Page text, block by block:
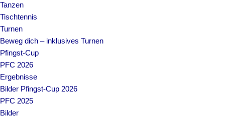
Tanzen
Tischtennis
Turnen
Beweg dich – inklusives Turnen
Pfingst-Cup
PFC 2026
Ergebnisse
Bilder Pfingst-Cup 2026
PFC 2025
Bilder